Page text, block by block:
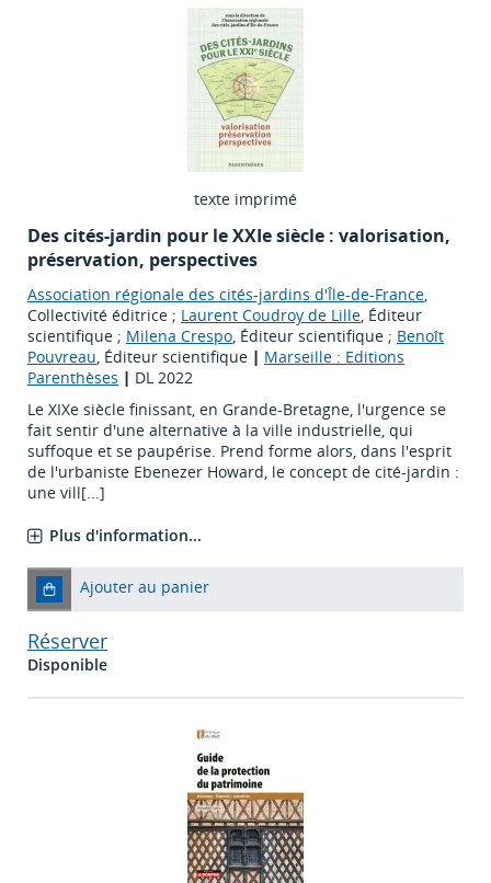
texte imprimé
Des cités-jardin pour le XXIe siècle : valorisation,
préservation, perspectives
Association régionale des cités-jardins d'Île-de-France,
Collectivité éditrice ; Laurent Coudroy de Lille, Éditeur
scientifique ; Milena Crespo, Éditeur scientifique ; Benoît
Pouvreau, Éditeur scientifique | Marseille : Editions
Parenthèses | DL 2022
Le XIXe siècle finissant, en Grande-Bretagne, l'urgence se
fait sentir d'une alternative à la ville industrielle, qui
suffoque et se paupérise. Prend forme alors, dans l'esprit
de l'urbaniste Ebenezer Howard, le concept de cité-jardin :
une vill[...]
Plus d'information...
Ajouter au panier
Réserver
Disponible